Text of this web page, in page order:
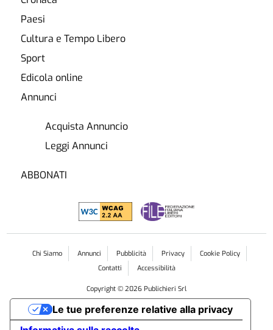
Paesi
Cultura e Tempo Libero
Sport
Edicola online
Annunci
Acquista Annuncio
Leggi Annunci
ABBONATI
Chi Siamo Annunci Pubblicità Privacy
Cookie Policy
Contatti
Accessibilità
Copyright © 2026 Publichieri Srl
Le tue preferenze relative alla privacy